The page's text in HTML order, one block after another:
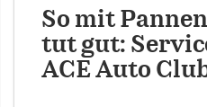
So mit
tut gut:
ACE Auto